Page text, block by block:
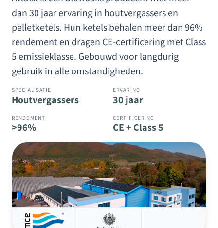
dan 30 jaar ervaring in houtvergassers en
pelletketels. Hun ketels behalen meer dan 96%
rendement en dragen CE-certificering met Class
5 emissieklasse. Gebouwd voor langdurig
gebruik in alle omstandigheden.
SPECIALISATIE
Houtvergassers
ERVARING
30 jaar
RENDEMENT
>96%
CERTIFICERING
CE + Class 5